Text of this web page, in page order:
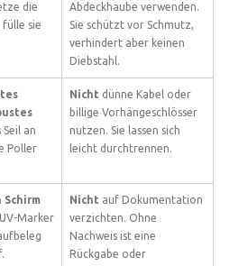
die
sie
Abdeckhaube verwenden.
Sie schützt vor Schmutz,
verhindert aber keinen
Diebstahl.
an
Poller
Nicht dünne Kabel oder
billige Vorhängeschlösser
nutzen. Sie lassen sich
leicht durchtrennen.
Marker
Nicht auf Dokumentation
verzichten. Ohne
Nachweis ist eine
Rückgabe oder